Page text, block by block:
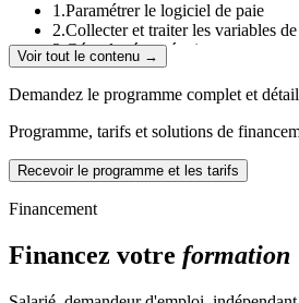
1.Paramétrer le logiciel de paie
2.Collecter et traiter les variables
3.Gérer la rémunération
4.Traiter les bulletins de salaires
5.Contrôler et éditer les Bulletins
6.Gérer les déclarations sociales
7.Analyser les écarts entre la paie
Assurer la Gestion administrative du
1.Etablir les contrats de travail
3.Gérer les dossiers du personnel
4.Communiquer avec les partenaires
Conseiller et assister les décideurs et
Voir tout le contenu →
Demandez le programme complet et
Programme, tarifs et solutions de
Recevoir le programme et les tarifs
Financement
Financez votre formation